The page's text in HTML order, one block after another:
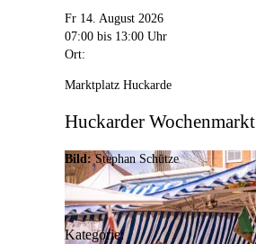
Fr 14. August 2026
07:00 bis 13:00 Uhr
Ort:
Marktplatz Huckarde
Huckarder Wochenmarkt
Bild: Stephan Schütze
Kategorie: